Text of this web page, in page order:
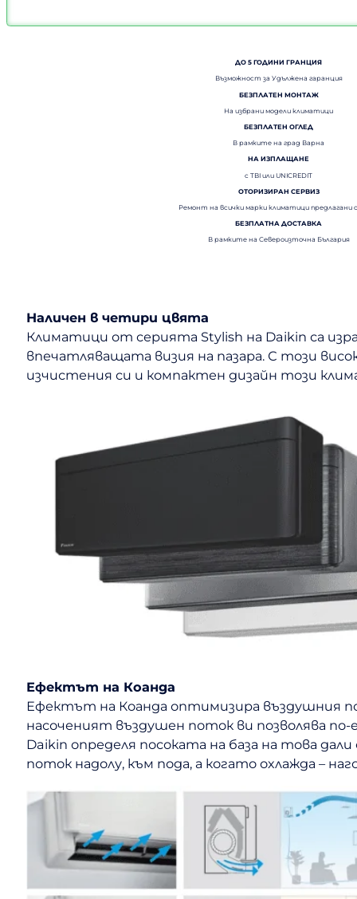
ДО 5 ГОДИНИ ГРАНЦИЯ
Възможност за Удължена гаранция
БЕЗПЛАТЕН МОНТАЖ
На избрани модели климатици
БЕЗПЛАТЕН ОГЛЕД
В рамките на град Варна
НА ИЗПЛАЩАНЕ
с TBI или UNICREDIT
ОТОРИЗИРАН СЕРВИЗ
Ремонт на всички марки климатици предлагани
БЕЗПЛАТНА ДОСТАВКА
В рамките на Североизточна България
Наличен в четири цвята
Климатици от серията Stylish на Daikin са
впечатляващата визия на пазара. С този
изчистения си и компактен дизайн този
Ефектът на Коанда
Ефектът на Коанда оптимизира въздушния
насоченият въздушен поток ви позволява
Daikin определя посоката на база на това
поток надолу, към пода, а когато охлажда –